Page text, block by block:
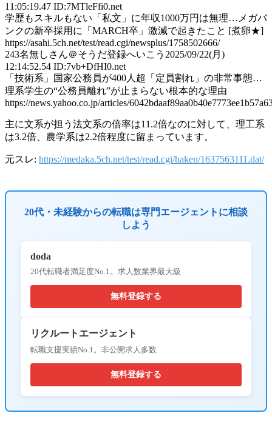
11:05:19.47 ID:7MTleFfi0.net
学歴もスキルもない「私文」に年収1000万円は無理…メガバ
ンクの新卒採用に「MARCH卒」激減で起きたこと [煮卵★]
https://asahi.5ch.net/test/read.cgi/newsplus/1758502666/
243名無しさん＠そうだ登録へいこう 2025/09/22(月)
12:14:52.54 ID:7vb+DfHI0.net
「技術系」国家公務員が400人超「定員割れ」の非常事態…
理系学生の“公務員離れ”が止まらない根本的な理由
https://news.yahoo.co.jp/articles/
主に文系が担う法文系の倍率は11.2倍なのに対して、理工系
は3.2倍、農学系は2.2倍程度に留まっています。
元スレ: https://medaka.5ch.net/test/read.cgi/haken/1637563111.dat/
20代・未経験からの転職は専門エージェントに相談
しよう
doda
20代転職者満足度No.1。求人数業界最大級
無料登録する
リクルートエージェント
転職支援実績No.1。非公開求人多数
無料登録する